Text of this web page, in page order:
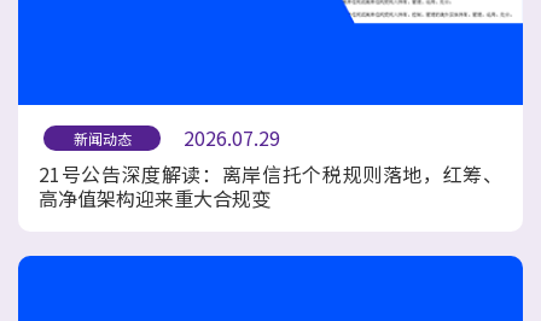
新闻动态
2026.07.29
21号公告深度解读：离岸信托个税规则落地，红筹、
高净值架构迎来重大合规变